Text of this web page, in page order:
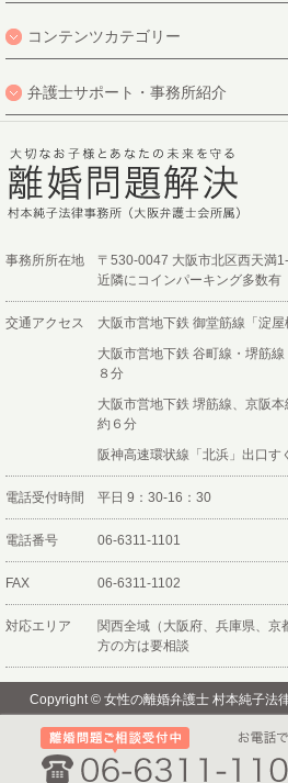
コンテンツカテゴリー
弁護士サポート・事務所紹介
事務所所在地
〒530-0047 大阪市北区西天
近隣にコインパーキング多数有
交通アクセス
大阪市営地下鉄 御堂筋線「淀
大阪市営地下鉄 谷町線・堺筋
８分
大阪市営地下鉄 堺筋線、京阪
約６分
阪神高速環状線「北浜」出口す
電話受付時間 平日 9：30-16：30
電話番号 06-6311-1101
FAX 06-6311-1102
対応エリア
関西全域（大阪府、兵庫県、
方の方は要相談
Copyright © 女性の離婚弁護士 村本純子法